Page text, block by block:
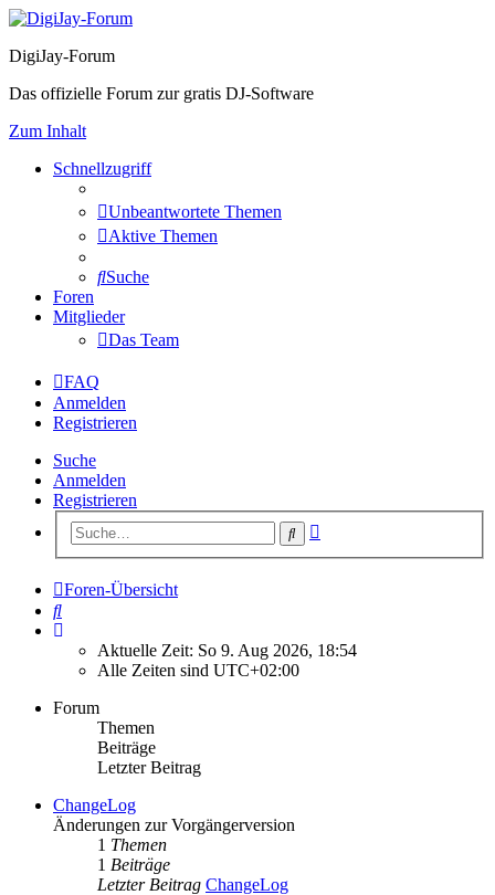
DigiJay-Forum
Das offizielle Forum zur gratis DJ-Software
Zum Inhalt
Schnellzugriff
Unbeantwortete Themen
Aktive Themen
Suche
Foren
Mitglieder
Das Team
FAQ
Anmelden
Registrieren
Suche
Anmelden
Registrieren
Suche
Foren-Übersicht
Suche
Aktuelle Zeit: So 9. Aug 2026, 18:54
Alle Zeiten sind UTC+02:00
Forum
Themen
Beiträge
Letzter Beitrag
ChangeLog
Änderungen zur Vorgängerversion
1 Themen
1 Beiträge
Letzter Beitrag ChangeLog